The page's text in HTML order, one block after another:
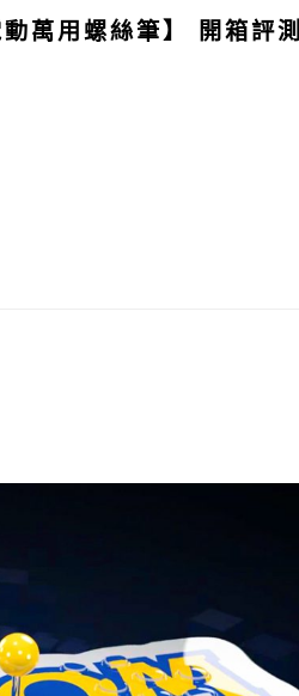
萬用螺絲筆】 開箱評測